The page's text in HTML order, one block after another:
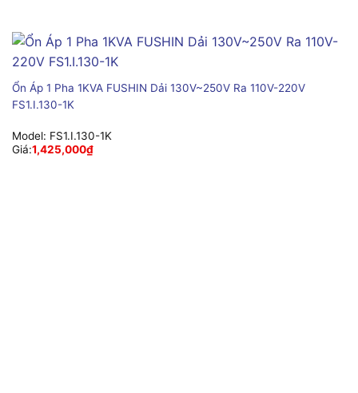
Ổn Áp 1 Pha 1KVA FUSHIN Dải 130V~250V Ra 110V-220V
FS1.I.130-1K
Model: FS1.I.130-1K
Giá:1,425,000₫